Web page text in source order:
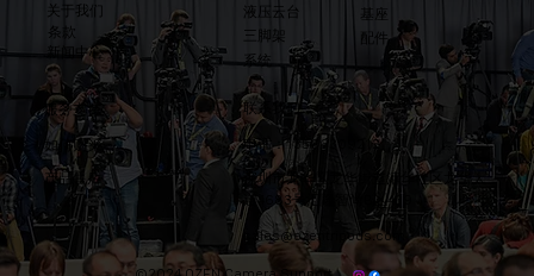
​服务支持
​如何购买
产品售后
基座
关于我们
条款
​新闻中心
液压云台
三脚架
系统
联系我们
电话：13566309212
sales@ozentripods.com
​深圳市龙华区龙华街道清华社区龙华大
道4683号汇隆智尚B区439
配件